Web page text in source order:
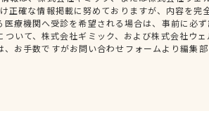
正確な情報掲載に努めておりますが、内容を完
医療機関へ受診を希望される場合は、事前に必
いて、株式会社ギミック、および株式会社ウ
お手数ですがお問い合わせフォームより編集